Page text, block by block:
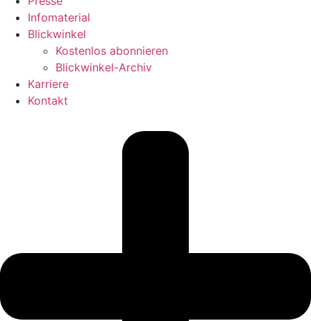
Infomaterial
Blickwinkel
Kostenlos abonnieren
Blickwinkel-Archiv
Karriere
Kontakt